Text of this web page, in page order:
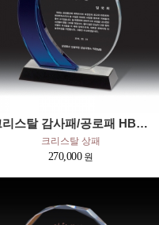
크리스탈 감사패/공로패 HB-6054SB
크리스탈 상패
270,000